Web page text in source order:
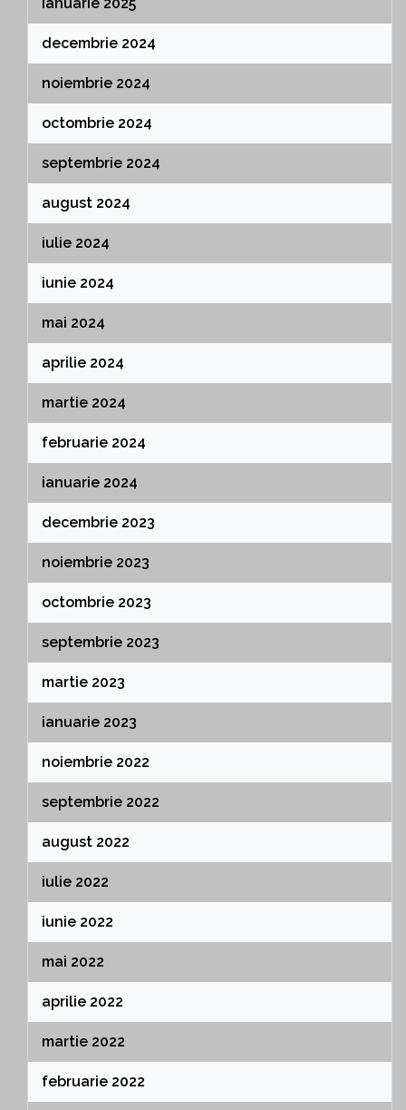
decembrie 2024
noiembrie 2024
octombrie 2024
septembrie 2024
august 2024
iulie 2024
iunie 2024
mai 2024
aprilie 2024
martie 2024
februarie 2024
ianuarie 2024
decembrie 2023
noiembrie 2023
octombrie 2023
septembrie 2023
martie 2023
ianuarie 2023
noiembrie 2022
septembrie 2022
august 2022
iulie 2022
iunie 2022
mai 2022
aprilie 2022
martie 2022
februarie 2022